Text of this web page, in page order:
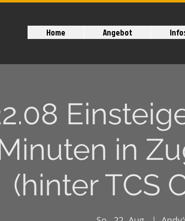
Home Angebot
in
(hinter TCS